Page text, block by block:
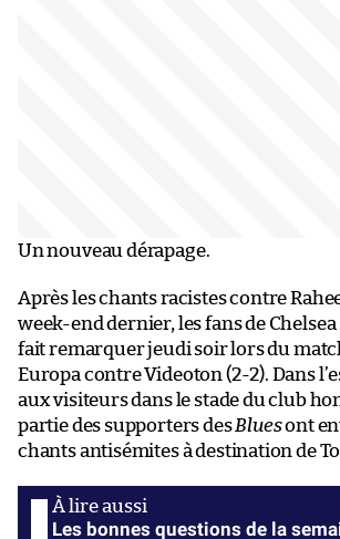
Un nouveau dérapage.
Après les chants racistes contre
week-end dernier, les fans de
fait remarquer jeudi soir lors du
Europa contre Videoton (2-2). Dans
aux visiteurs dans le stade du club
partie des supporters desBluesont
chants antisémites à destination de
Les bonnes questions de la